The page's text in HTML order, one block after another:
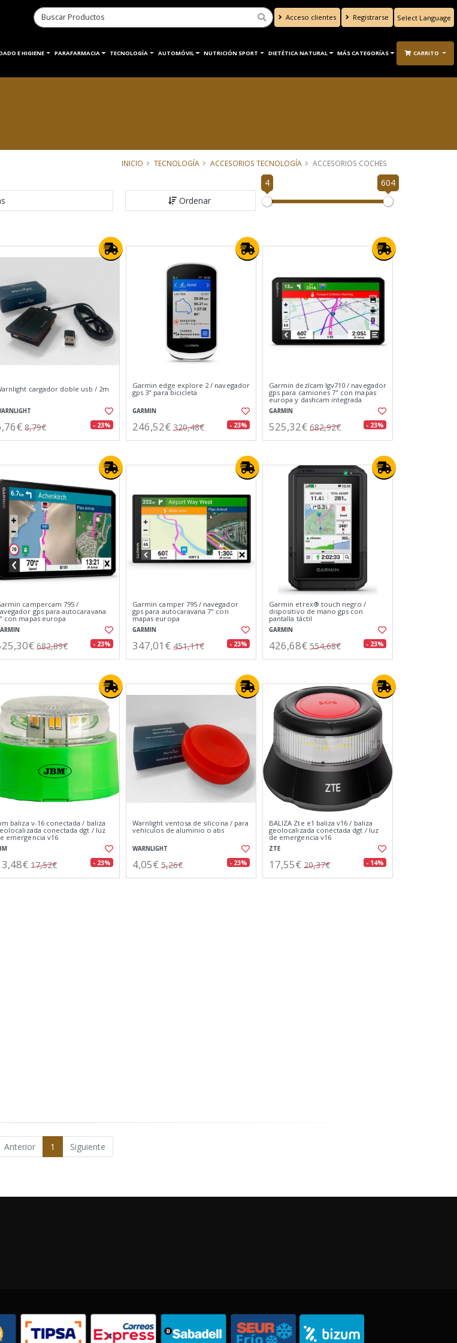
Acceso clientes Registrarse
Translate
E HIGIENE PARAFARMACIA TECNOLOGÍA AUTOMÓVIL NUTRICIÓN SPORT DIETÉTICA NATURAL MÁS CATEGORÍAS CARRITO
INICIO TECNOLOGÍA ACCESORIOS TECNOLOGÍA ACCESORIOS COCHES
Ordenar
4 604
cargador doble usb / 2m
8,79€ - 23%
Garmin edge explore 2 / navegador
gps 3" para bicicleta
GARMIN
246,52€ 320,48€ - 23%
Garmin dezlcam lgv710 / navegador
gps para camiones 7" con mapas
europa y dashcam integrada
GARMIN
525,32€ 682,92€ - 23%
campercam 795 /
gps para autocaravana
con mapas europa
682,89€ - 23%
Garmin camper 795 / navegador
gps para autocaravana 7" con
mapas europa
GARMIN
347,01€ 451,11€ - 23%
Garmin etrex® touch negro /
dispositivo de mano gps con
pantalla táctil
GARMIN
426,68€ 554,68€ - 23%
baliza v-16 conectada / baliza
conectada dgt / luz
emergencia v16
17,52€ - 23%
Warnlight ventosa de silicona / para
vehículos de aluminio o abs
WARNLIGHT
4,05€ 5,26€ - 23%
BALIZA Zte e1 baliza v16 / baliza
geolocalizada conectada dgt / luz
de emergencia v16
ZTE
17,55€ 20,37€ - 14%
Anterior 1 Siguiente